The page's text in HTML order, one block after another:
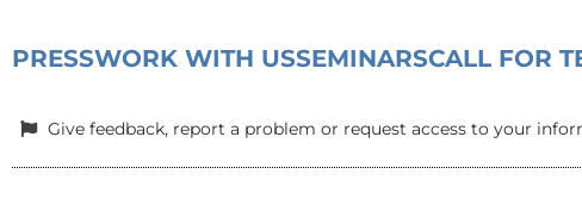
PRESSWORK WITH USSEMINARSCALL FOR
Give feedback, report a problem or request access to your